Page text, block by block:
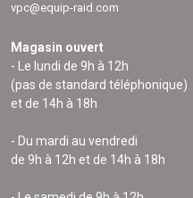
vpc@equip-raid.com
Magasin ouvert
- Le lundi de 9h à 12h
(pas de standard téléphonique)
et de 14h à 18h
- Du mardi au vendredi
de 9h à 12h et de 14h à 18h